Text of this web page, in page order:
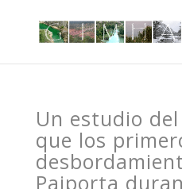
Un estudio
que los
Paiporta